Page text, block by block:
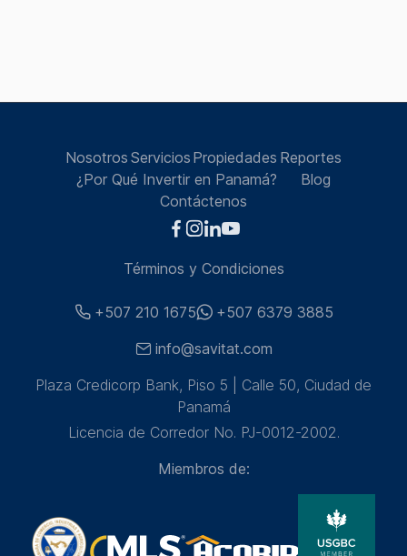
Nosotros Servicios Propiedades Reportes
¿Por Qué Invertir en Panamá?
Blog
Contáctenos
Términos y Condiciones
+507 210 1675
+507 6379 3885
info@savitat.com
Plaza Credicorp Bank, Piso 5 | Calle 50, Ciudad de
Panamá
Licencia de Corredor No. PJ-0012-2002.
Miembros de: